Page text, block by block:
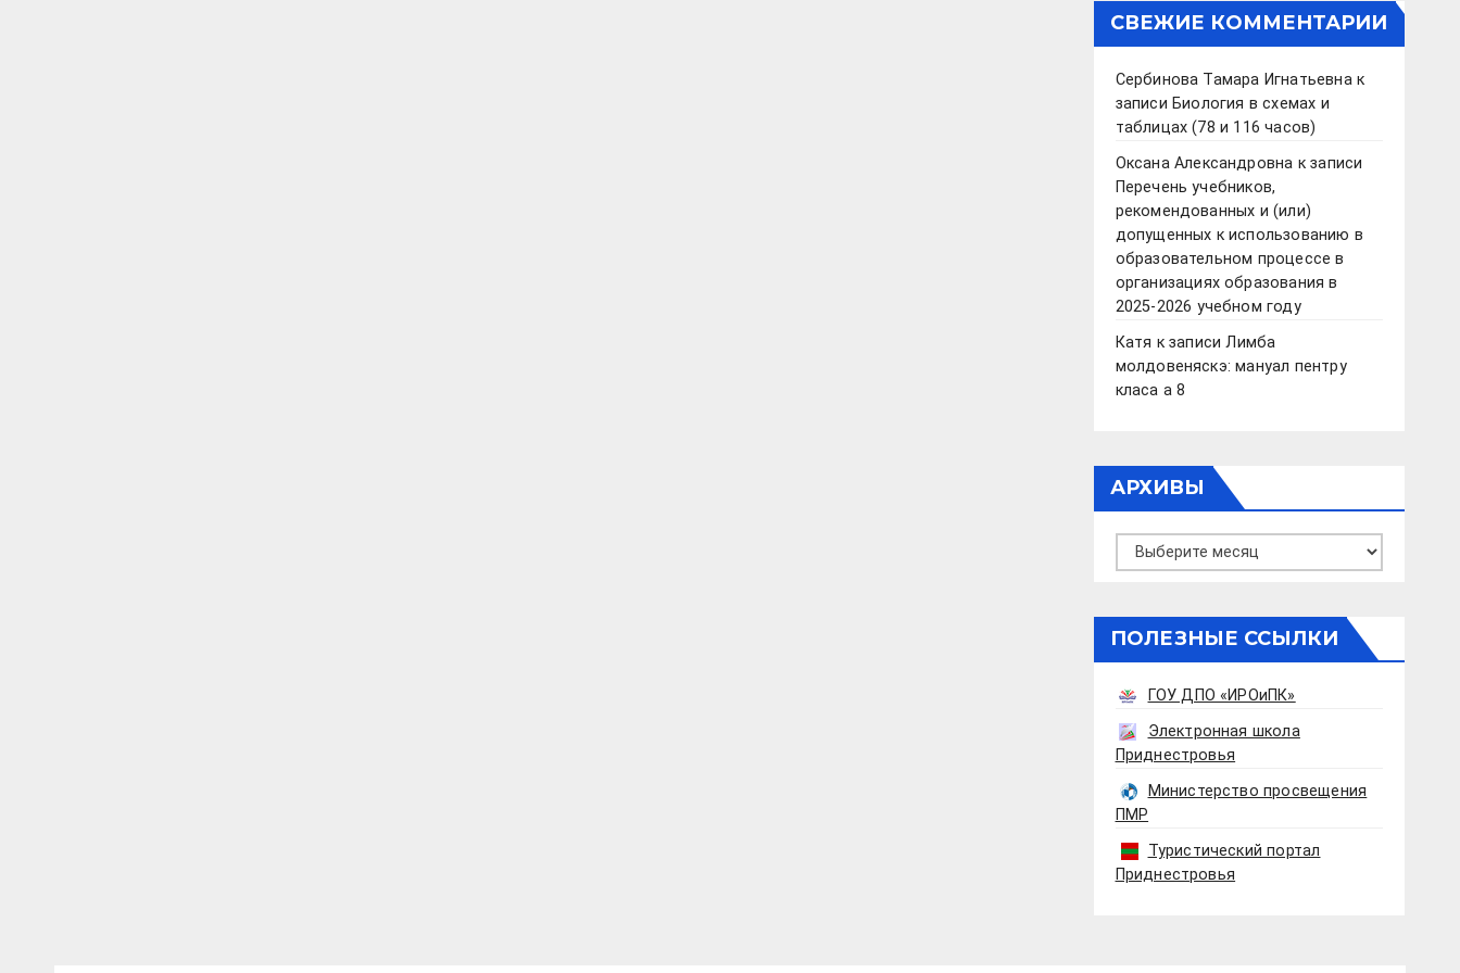
СВЕЖИЕ КОММЕНТАРИИ
Сербинова Тамара Игнатьевнак
записи Биология в схемах и
таблицах (78 и 116 часов)
Оксана Александровна к записи
Перечень учебников,
рекомендованных и (или)
допущенных к использованию в
образовательном процессе в
организациях образования в
2025-2026 учебном году
Катя к записиЛимба
молдовеняскэ: мануал пентру
класа а 8
АРХИВЫ
Архивы
ПОЛЕЗНЫЕ ССЫЛКИ
ГОУ ДПО «ИРОиПК»
Электронная школа
Приднестровья
Министерство просвещения
ПМР
Туристический портал
Приднестровья